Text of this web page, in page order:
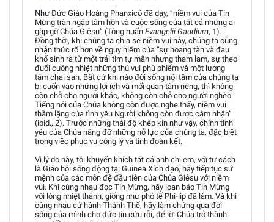
Như Đức Giáo Hoàng Phanxicô đã dạy, “niềm vui của Tin
Mừng tràn ngập tâm hồn và cuộc sống của tất cả những ai
gặp gỡ Chúa Giêsu” (Tông huấn Evangelii Gaudium, 1).
Đồng thời, khi chúng ta chia sẻ niềm vui này, chúng ta cũng
nhận thức rõ hơn về nguy hiểm của “sự hoang tàn và đau
khổ sinh ra từ một trái tim tự mãn nhưng tham lam, sự theo
đuổi cuồng nhiệt những thú vui phù phiếm và một lương
tâm chai sạn. Bất cứ khi nào đời sống nội tâm của chúng ta
bị cuốn vào những lợi ích và mối quan tâm riêng, thì không
còn chỗ cho người khác, không còn chỗ cho người nghèo.
Tiếng nói của Chúa không còn được nghe thấy, niềm vui
thầm lặng của tình yêu Người không còn được cảm nhận”
(ibid., 2). Trước những thái độ khép kín như vậy, chính tình
yêu của Chúa nâng đỡ những nỗ lực của chúng ta, đặc biệt
trong việc phục vụ công lý và tình đoàn kết.
Vì lý do này, tôi khuyến khích tất cả anh chị em, với tư cách
là Giáo hội sống động tại Guinea Xích đạo, hãy tiếp tục sứ
mệnh của các môn đệ đầu tiên của Chúa Giêsu với niềm
vui. Khi cùng nhau đọc Tin Mừng, hãy loan báo Tin Mừng
với lòng nhiệt thành, giống như phó tế Phi-lip đã làm. Và khi
cùng nhau cử hành Thánh Thể, hãy làm chứng qua đời
sống của mình cho đức tin cứu rỗi, để lời Chúa trở thành